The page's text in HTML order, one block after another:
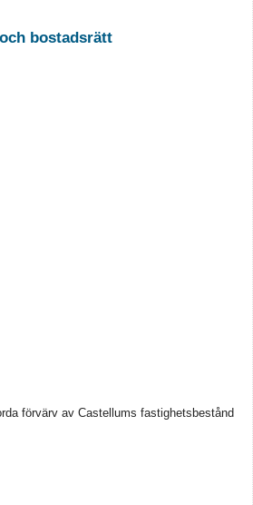
2026-08-26 Auktion i Sundsvall - Fastigheter och bostadsrätt
förvärv av Castellums fastighetsbestånd